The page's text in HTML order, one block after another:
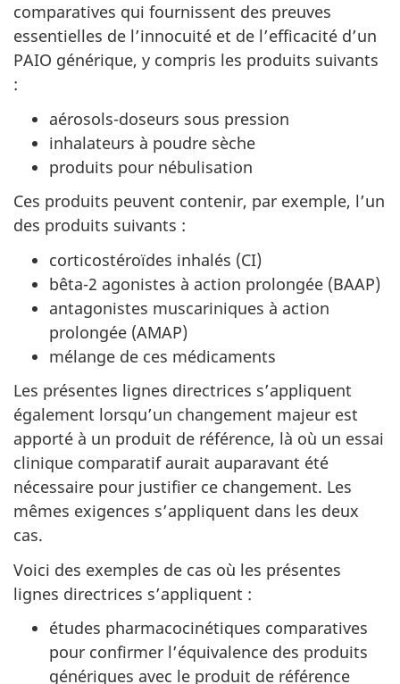
comparatives qui fournissent des preuves
essentielles de l’innocuité et de l’efficacité d’un
PAIO générique, y compris les produits suivants
:
aérosols-doseurs sous pression
inhalateurs à poudre sèche
produits pour nébulisation
Ces produits peuvent contenir, par exemple, l’un
des produits suivants :
corticostéroïdes inhalés (CI)
bêta-2 agonistes à action prolongée (BAAP)
antagonistes muscariniques à action
prolongée (AMAP)
mélange de ces médicaments
Les présentes lignes directrices s’appliquent
également lorsqu’un changement majeur est
apporté à un produit de référence, là où un essai
clinique comparatif aurait auparavant été
nécessaire pour justifier ce changement. Les
mêmes exigences s’appliquent dans les deux
cas.
Voici des exemples de cas où les présentes
lignes directrices s’appliquent :
études pharmacocinétiques comparatives
pour confirmer l’équivalence des produits
génériques avec le produit de référence